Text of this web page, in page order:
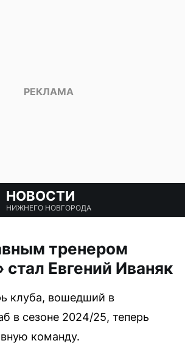
НОВОСТИ
НИЖНЕГО НОВГОРОДА
тренером
стал Евгений Иваняк
клуба, вошедший в
в сезоне 2024/25, теперь
команду.